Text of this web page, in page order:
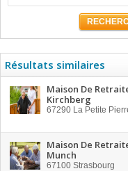
Résultats similaires
Maison De
Kirchberg
67290 La Petite
Maison De
Munch
67100 Strasbourg